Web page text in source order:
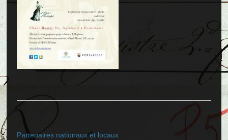
Partenaires nationaux et locaux